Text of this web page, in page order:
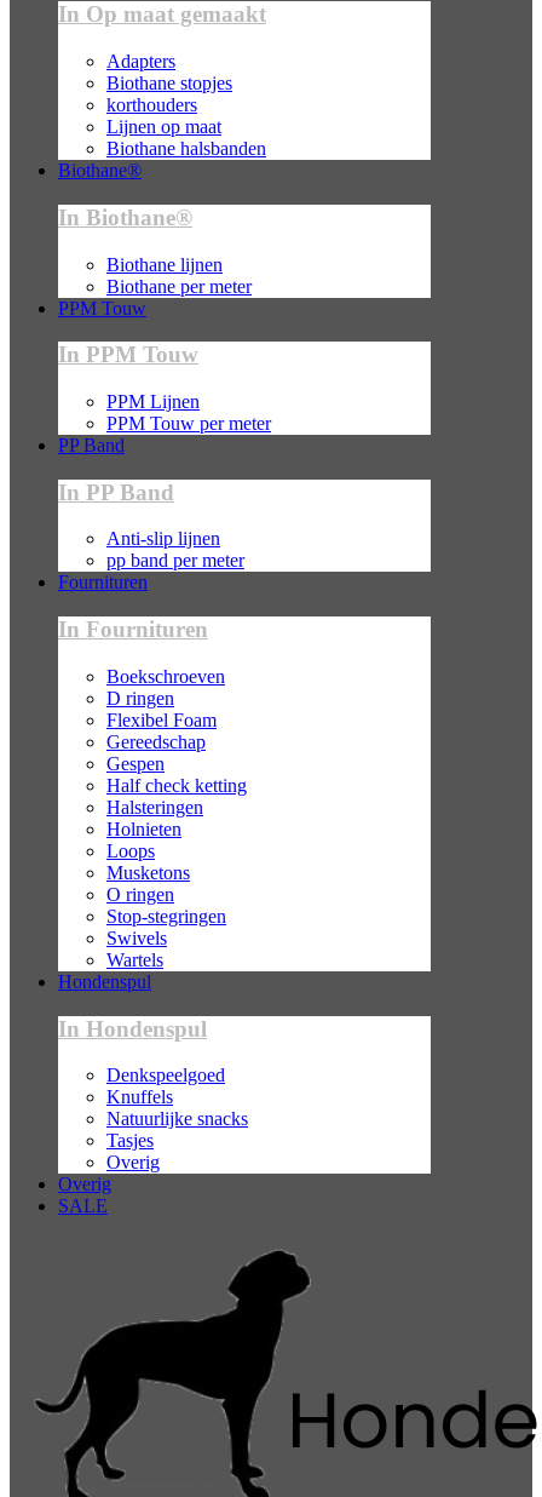
In Op maat gemaakt
Adapters
Biothane stopjes
korthouders
Lijnen op maat
Biothane halsbanden
Biothane®
In Biothane®
Biothane lijnen
Biothane per meter
PPM Touw
In PPM Touw
PPM Lijnen
PPM Touw per meter
PP Band
In PP Band
Anti-slip lijnen
pp band per meter
Fournituren
In Fournituren
Boekschroeven
D ringen
Flexibel Foam
Gereedschap
Gespen
Half check ketting
Halsteringen
Holnieten
Loops
Musketons
O ringen
Stop-stegringen
Swivels
Wartels
Hondenspul
In Hondenspul
Denkspeelgoed
Knuffels
Natuurlijke snacks
Tasjes
Overig
Overig
SALE